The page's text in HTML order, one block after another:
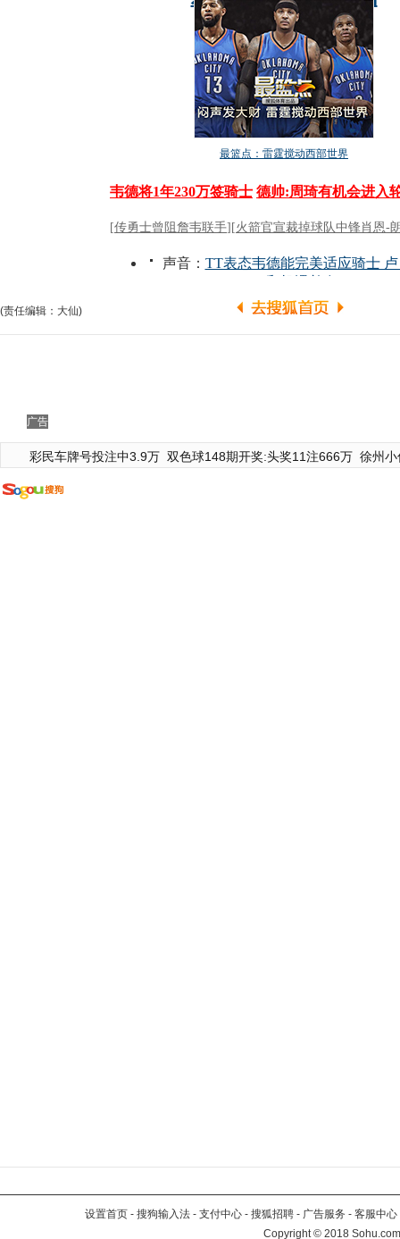
(责任编辑：大仙)
广告
彩民车牌号投注中3.9万 双色球148期开奖:头奖11注666万 徐州
设置首页 - 搜狗输入法 - 支付中心 - 搜狐招聘 - 广告服务 - 客服中心
Copyright©2018